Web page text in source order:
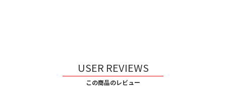
USER REVIEWS
この商品のレビュー